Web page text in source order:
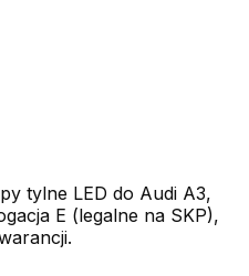
tylne LED do Audi A3,
E (legalne na SKP),